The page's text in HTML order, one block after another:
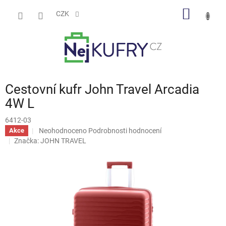
CZK
Cestovní kufr John Travel Arcadia
4W L
6412-03
Akce
Průměrné
hodnocení
Neohodnoceno Podrobnosti hodnocení
Značka:JOHN TRAVEL